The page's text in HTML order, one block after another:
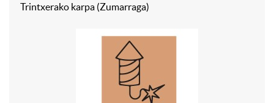
Trintxerako karpa (Zumarraga)